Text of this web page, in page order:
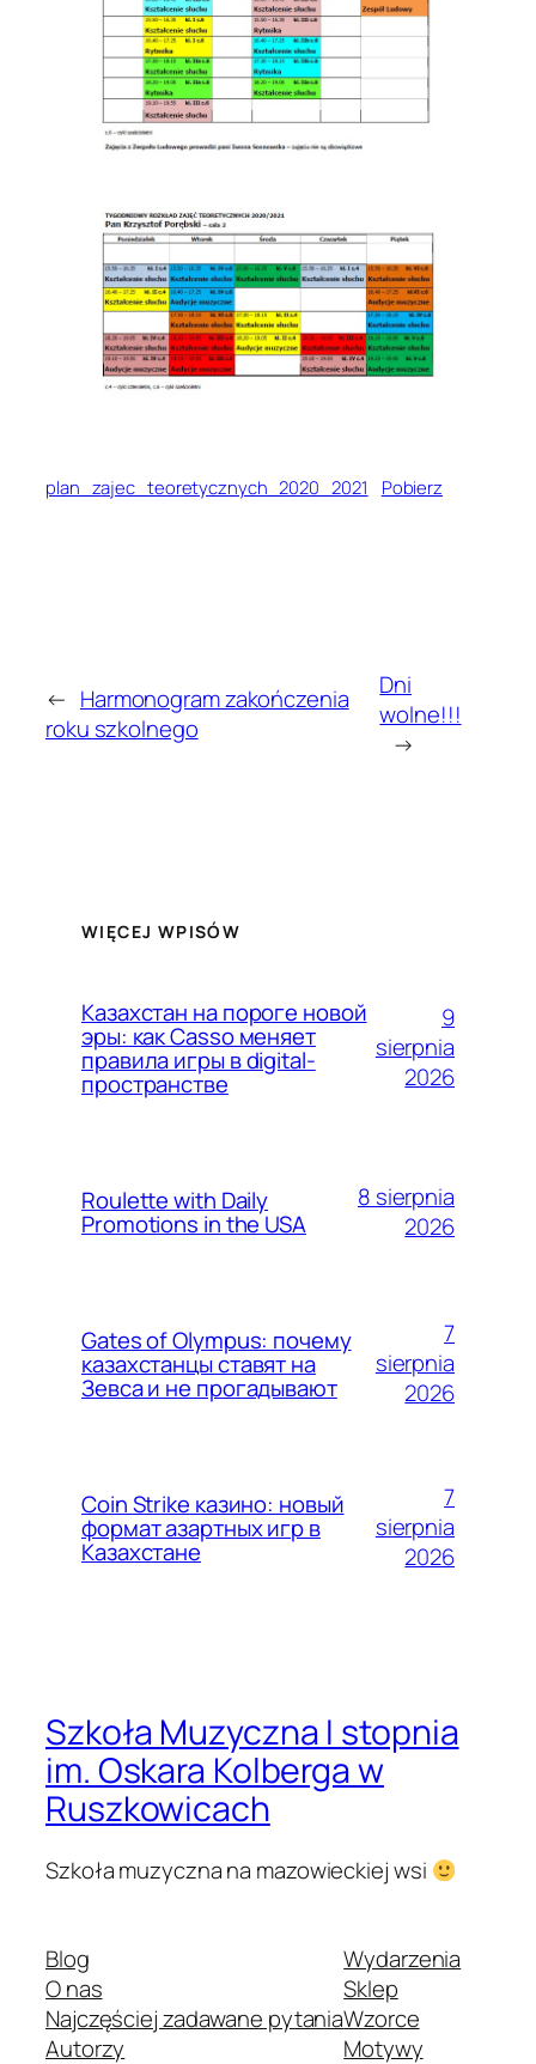
plan_zajec_teoretycznych_2020_2021 Pobierz
← Harmonogram zakończenia
roku szkolnego
Dni
wolne!!!
→
WIĘCEJ WPISÓW
Казахстан на пороге новой
эры: как Casso меняет
правила игры в digital-
пространстве
9
sierpnia
2026
Roulette with Daily
Promotions in the USA
8 sierpnia
2026
Gates of Olympus: почему
казахстанцы ставят на
Зевса и не прогадывают
7
sierpnia
2026
Coin Strike казино: новый
формат азартных игр в
Казахстане
7
sierpnia
2026
Szkoła Muzyczna I stopnia
im. Oskara Kolberga w
Ruszkowicach
Szkoła muzyczna na mazowieckiej wsi
Blog
O nas
Najczęściej zadawane pytania
Autorzy
Wydarzenia
Sklep
Wzorce
Motywy